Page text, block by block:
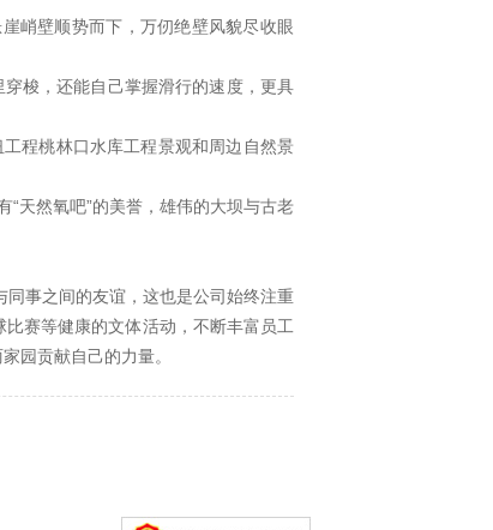
峭壁顺势而下，万仞绝壁风貌尽收眼
梭，还能自己掌握滑行的速度，更具
程桃林口水库工程景观和周边自然景
天然氧吧”的美誉，雄伟的大坝与古老
事之间的友谊，这也是公司始终注重
赛等健康的文体活动，不断丰富员工
园贡献自己的力量。